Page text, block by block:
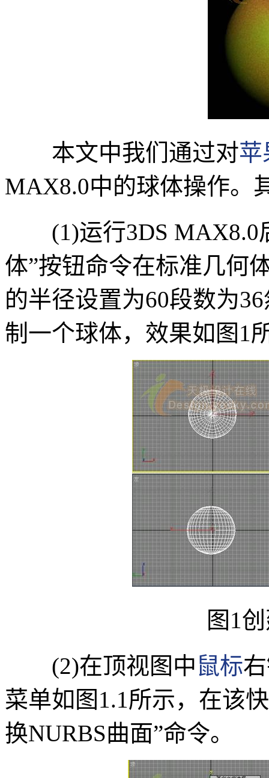
本文中我们通过对苹
MAX8.0中的球体操作。
(1)运行3DS MAX8.0
体”按钮命令在标准几何
的半径设置为60段数为
制一个球体，效果如图1
图1创
(2)在顶视图中鼠标
菜单如图1.1所示，在该
换NURBS曲面”命令。